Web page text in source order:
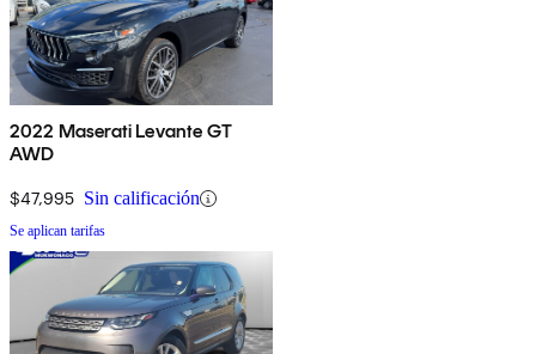
2022 Maserati Levante GT
AWD
$47,995 Sin calificación
Se aplican tarifas